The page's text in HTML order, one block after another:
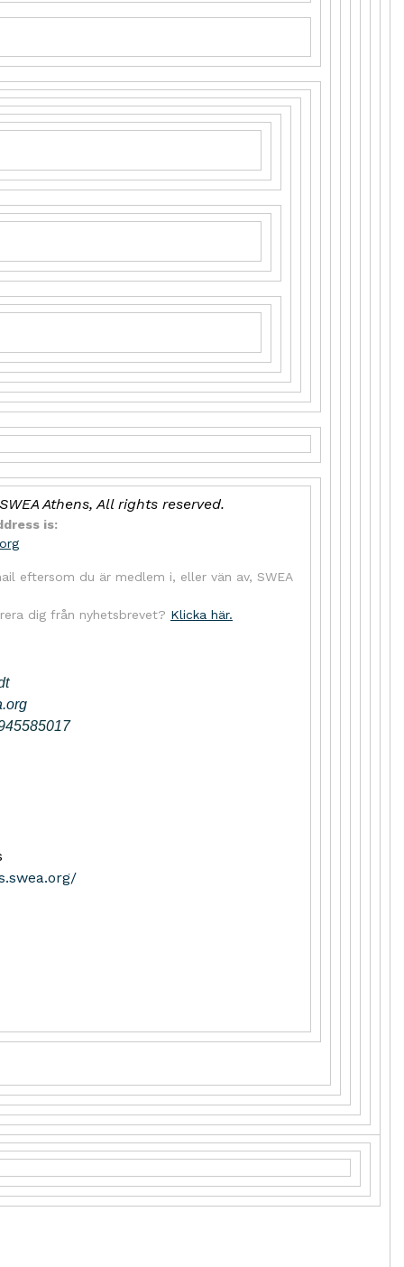
Athens, All rights reserved.
is:
eftersom du är medlem i, eller vän av, SWEA
dig från nyhetsbrevet? Klicka här.